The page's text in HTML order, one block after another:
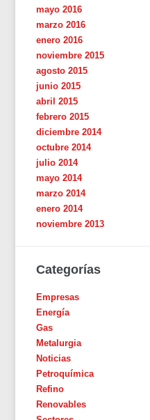
mayo 2016
marzo 2016
enero 2016
noviembre 2015
agosto 2015
junio 2015
abril 2015
febrero 2015
diciembre 2014
octubre 2014
julio 2014
mayo 2014
marzo 2014
enero 2014
noviembre 2013
Categorías
Empresas
Energía
Gas
Metalurgia
Noticias
Petroquímica
Refino
Renovables